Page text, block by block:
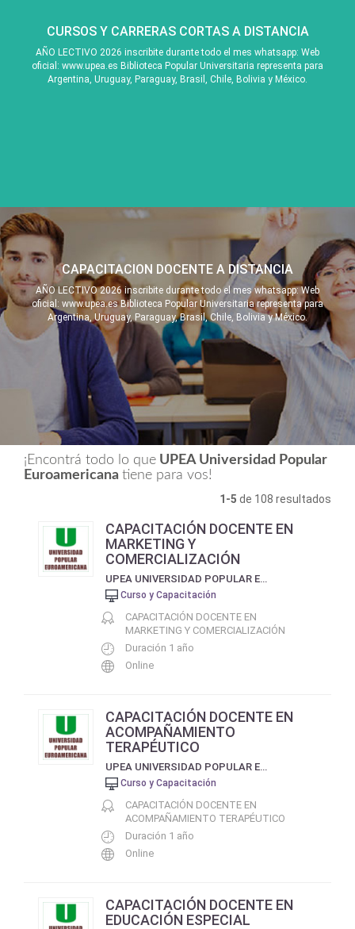
CURSOS Y CARRERAS CORTAS A DISTANCIA
AÑO LECTIVO 2026 inscribite durante todo el mes whatsapp: Web
oficial: www.upea.es Biblioteca Popular Universitaria representa para
Argentina, Uruguay, Paraguay, Brasil, Chile, Bolivia y México.
CAPACITACION DOCENTE A DISTANCIA
AÑO LECTIVO 2026 inscribite durante todo el mes whatsapp: Web
oficial: www.upea.es Biblioteca Popular Universitaria representa para
Argentina, Uruguay, Paraguay, Brasil, Chile, Bolivia y México.
¡Encontrá todo lo que UPEA Universidad Popular
Euroamericana tiene para vos!
1-5 de 108 resultados
CAPACITACIÓN DOCENTE EN
MARKETING Y
COMERCIALIZACIÓN
UPEA UNIVERSIDAD POPULAR EUROAMERICANA
Curso y Capacitación
CAPACITACIÓN DOCENTE EN
MARKETING Y COMERCIALIZACIÓN
Duración 1 año
Online
CAPACITACIÓN DOCENTE EN
ACOMPAÑAMIENTO
TERAPÉUTICO
UPEA UNIVERSIDAD POPULAR EUROAMERICANA
Curso y Capacitación
CAPACITACIÓN DOCENTE EN
ACOMPAÑAMIENTO TERAPÉUTICO
Duración 1 año
Online
CAPACITACIÓN DOCENTE EN
EDUCACIÓN ESPECIAL